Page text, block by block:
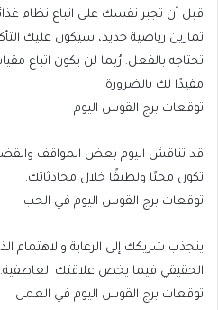
قبل أن تجبر نفسك على اتباع نظام
تمارين رياضية جديد، سيكون عليك
تحتاجه بالفعل. رُبما لن يكون
مفيدًا لك بالضرورة.
توقعات برج القوس اليوم
قد تناقش اليوم بعض المواقف
تكون محبًا ولطيفًا خلال محادثاتك.
توقعات برج القوس اليوم في الحب
ينجذب شريكك إلى الرعاية والاهتمام
الحقيقي فيما يخص علاقتك العاطفية.
توقعات برج القوس اليوم في العمل